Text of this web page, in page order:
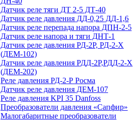
Датчик реле тяги ДТ 2-5 ДТ-40
Датчик реле давления ДД-0,25 ДД-1,6
Датчик реле перепада напора ДПН-2-5
Датчик реле напора и тяги ДНТ-1
Датчик реле давления РД-2Р, РД-2-Х
(ДЕМ-102)
Датчик реле давления РДД-2Р,РДД-2-Х
(ДЕМ-202)
Реле давления РД-2-Р Росма
Датчик реле давления ДЕМ-107
Реле давления KPI 35 Danfoss
Преобразователи давления «Сапфир»
Малогабаритные преобразователи